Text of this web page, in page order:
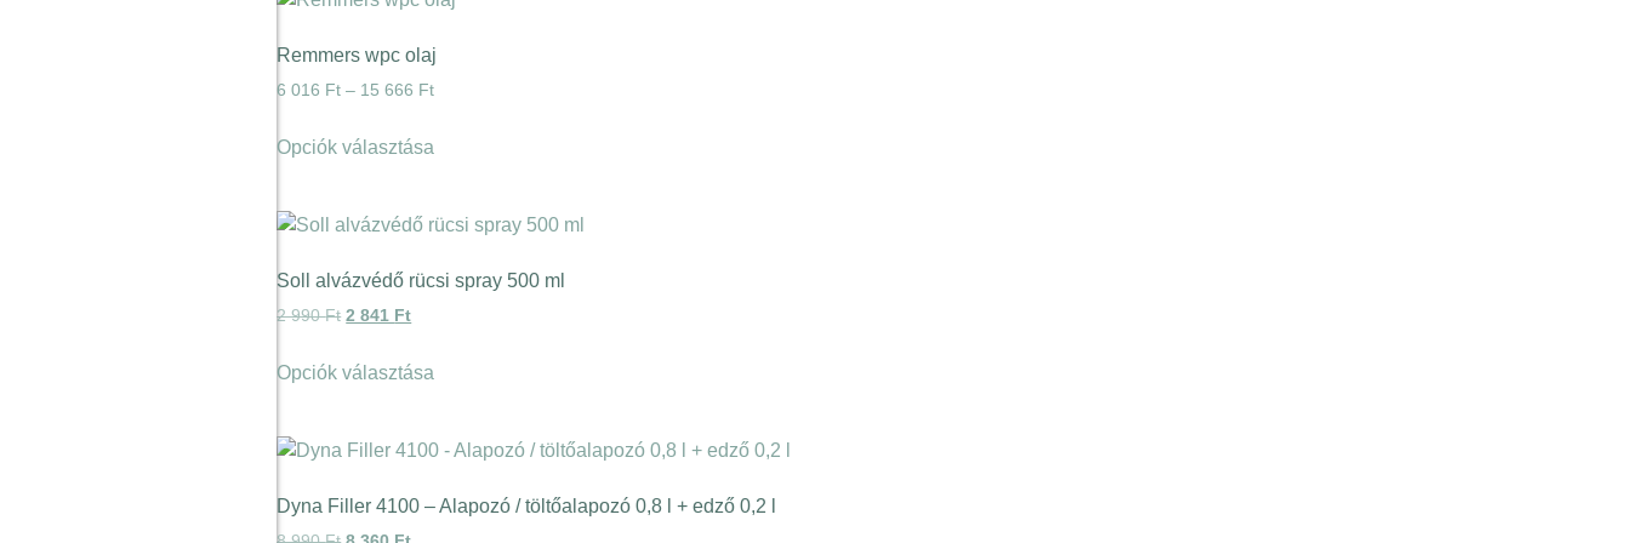
Remmers wpc olaj
6 016 Ft – 15 666 Ft
Opciók választása
Soll alvázvédő rücsi spray 500 ml
2 990Ft 2 841 Ft
Opciók választása
Dyna Filler 4100 – Alapozó / töltőalapozó 0,8 l + edző 0,2 l